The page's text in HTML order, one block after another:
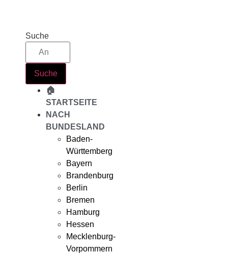
Suche
Suche
🏠
STARTSEITE
NACH
BUNDESLAND
Baden-
Württemberg
Bayern
Brandenburg
Berlin
Bremen
Hamburg
Hessen
Mecklenburg-
Vorpommern